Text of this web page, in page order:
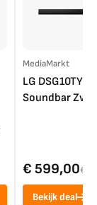
MediaMarkt
LG DSG10TY
Soundbar
€ 599,00€
Bekijk deal